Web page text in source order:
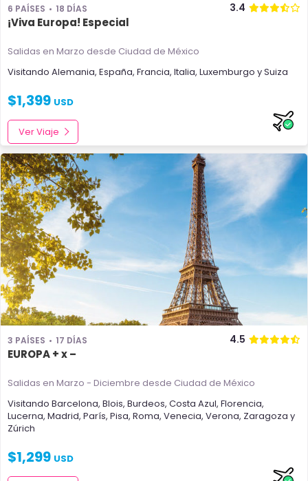
6 PAÍSES 18 DÍAS 3.4
¡Viva Europa! Especial
Salidas en Marzo desde Ciudad de México
Visitando Alemania, España, Francia, Italia, Luxemburgo ySuiza
$1,399 USD
Ver Viaje
3 PAÍSES 17 DÍAS 4.5
EUROPA + x –
Salidas en Marzo - Diciembre desde Ciudad de México
Visitando Barcelona, Blois, Burdeos, Costa Azul, Florencia,
Lucerna, Madrid, París, Pisa, Roma, Venecia, Verona, Zaragoza y
Zúrich
$1,299 USD